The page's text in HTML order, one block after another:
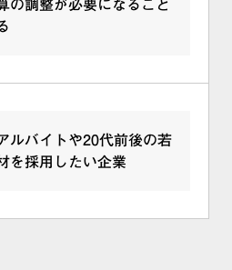
の調整が必要になること
ルバイトや20代前後の若
を採用したい企業